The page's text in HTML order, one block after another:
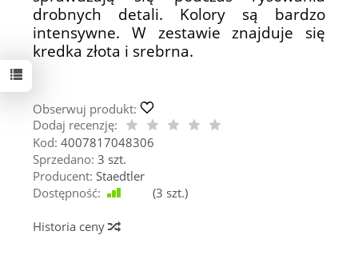
drobnych detali. Kolory są bardzo
intensywne. W zestawie znajduje się
kredka złota i srebrna.
Obserwuj produkt:
Dodaj recenzję:
Kod: 4007817048306
Sprzedano: 3 szt.
Producent: Staedtler
Dostępność:
(3 szt.)
Historia ceny